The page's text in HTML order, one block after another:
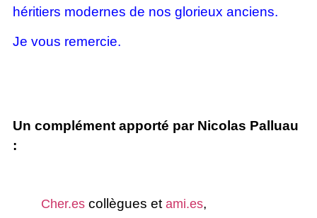
héritiers modernes de nos glorieux anciens.
Je vous remercie.
Un complément apporté par Nicolas Palluau
:
Cher.escollègues et ami.es,